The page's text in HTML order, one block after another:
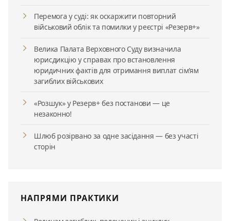
Перемога у суді: як оскаржити повторний
військовий облік та помилки у реєстрі «Резерв+»
Велика Палата Верховного Суду визначила
юрисдикцію у справах про встановлення
юридичних фактів для отримання виплат сім’ям
загиблих військових
«Розшук» у Резерв+ без постанови — це
незаконно!
Шлюб розірвано за одне засідання — без участі
сторін
НАПРЯМИ ПРАКТИКИ